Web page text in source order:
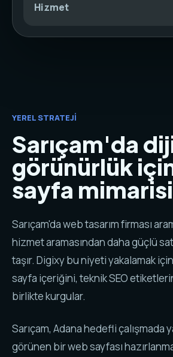
Hizmet
YEREL STRATEJI
Sarıçam'da
görünürlük
sayfa
Sarıçam'da web tasarım firması
hizmet aramasından daha güçlü
taşır. Digixy bu niyeti yakalamak için
sayfa içeriğini, teknik SEO
birlikte kurgular.
Sarıçam, Adana hedefli çalışmada
görünen bir web sayfası